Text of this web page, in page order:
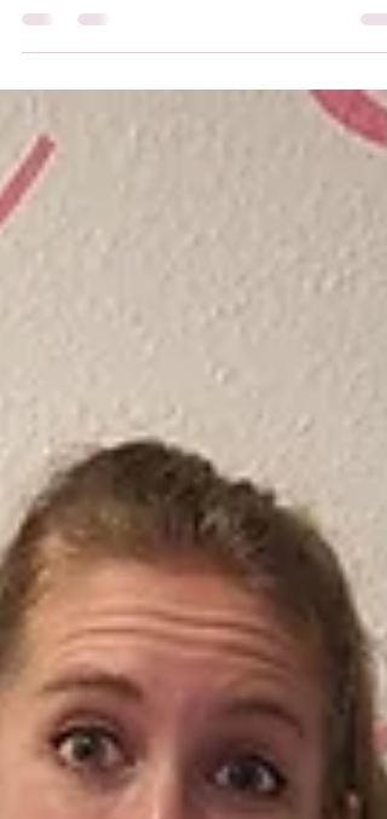
faszinierende Geschichte der Macarons zu